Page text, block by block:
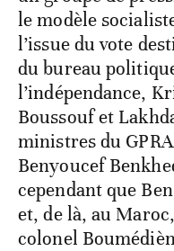
le modèle
l’issue du vote
du bureau
l’indépendance,
Boussouf et
ministres du
Benyoucef
cependant que
et, de là, au
colonel